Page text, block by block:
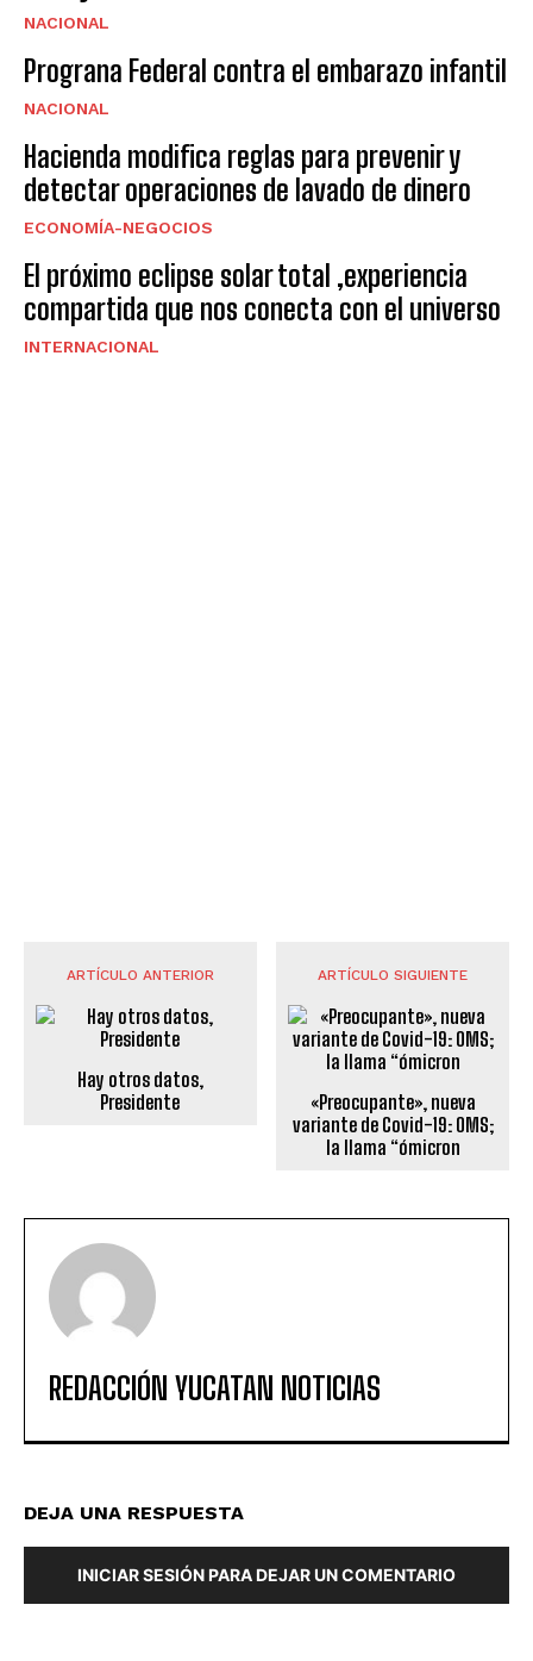
NACIONAL
Prograna Federal contra el embarazo infantil
NACIONAL
Hacienda modifica reglas para prevenir y
detectar operaciones de lavado de dinero
ECONOMÍA-NEGOCIOS
El próximo eclipse solar total ,experiencia
compartida que nos conecta con el universo
INTERNACIONAL
ARTÍCULO ANTERIOR
Hay otros datos,
Presidente
ARTÍCULO SIGUIENTE
«Preocupante», nueva
variante de Covid-19: OMS;
la llama “ómicron
REDACCIÓN YUCATAN NOTICIAS
DEJA UNA RESPUESTA
INICIAR SESIÓN PARA DEJAR UN COMENTARIO